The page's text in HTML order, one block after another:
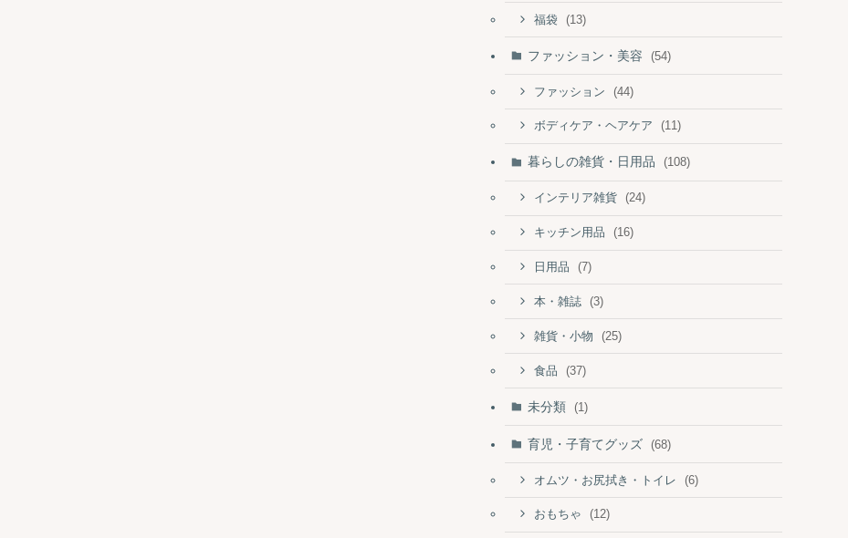
福袋 (13)
ファッション・美容 (54)
ファッション (44)
ボディケア・ヘアケア (11)
暮らしの雑貨・日用品 (108)
インテリア雑貨 (24)
キッチン用品 (16)
日用品 (7)
本・雑誌 (3)
雑貨・小物 (25)
食品 (37)
未分類 (1)
育児・子育てグッズ (68)
オムツ・お尻拭き・トイレ (6)
おもちゃ (12)